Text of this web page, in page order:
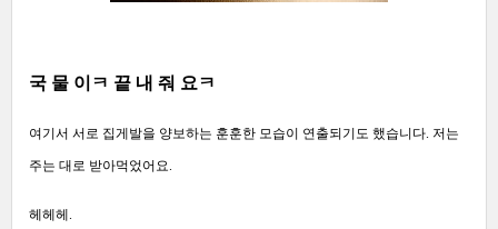
국 물 이ㅋ 끝 내 줘 요ㅋ
여기서 서로 집게발을 양보하는 훈훈한 모습이 연출되기도 했습니다. 저는
주는 대로 받아먹었어요.
헤헤헤.